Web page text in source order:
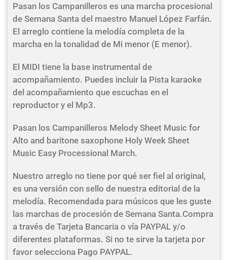
Pasan los Campanilleros es una marcha procesional
de Semana Santa del maestro Manuel López Farfán.
El arreglo contiene la melodía completa de la
marcha en la tonalidad de Mi menor (E menor).
El MIDI tiene la base instrumental de
acompañamiento. Puedes incluir la Pista karaoke
del acompañamiento que escuchas en el
reproductor y el Mp3.
Pasan los Campanilleros Melody Sheet Music for
Alto and baritone saxophone Holy Week Sheet
Music Easy Processional March.
Nuestro arreglo no tiene por qué ser fiel al original,
es una versión con sello de nuestra editorial de la
melodía. Recomendada para músicos que les guste
las marchas de procesión de Semana Santa.Compra
a través de Tarjeta Bancaria o vía PAYPAL y/o
diferentes plataformas. Si no te sirve la tarjeta por
favor selecciona Pago PAYPAL.